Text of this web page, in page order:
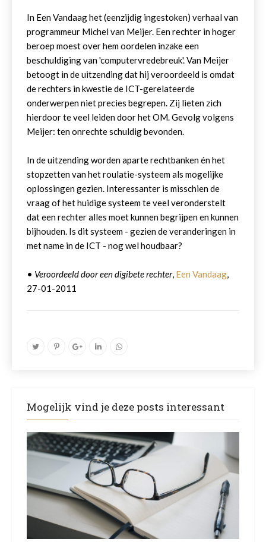
In Een Vandaag het (eenzijdig ingestoken) verhaal van
programmeur Michel van Meijer. Een rechter in hoger
beroep moest over hem oordelen inzake een
beschuldiging van 'computervredebreuk'. Van Meijer
betoogt in de uitzending dat hij veroordeeld is omdat
de rechters in kwestie de ICT-gerelateerde
onderwerpen niet precies begrepen. Zij lieten zich
hierdoor te veel leiden door het OM. Gevolg volgens
Meijer: ten onrechte schuldig bevonden.
In de uitzending worden aparte rechtbanken én het
stopzetten van het roulatie-systeem als mogelijke
oplossingen gezien. Interessanter is misschien de
vraag of het huidige systeem te veel veronderstelt
dat een rechter alles moet kunnen begrijpen en kunnen
bijhouden. Is dit systeem - gezien de veranderingen in
met name in de ICT - nog wel houdbaar?
• Veroordeeld door een digibete rechter, Een Vandaag,
27-01-2011
Mogelijk vind je deze posts interessant